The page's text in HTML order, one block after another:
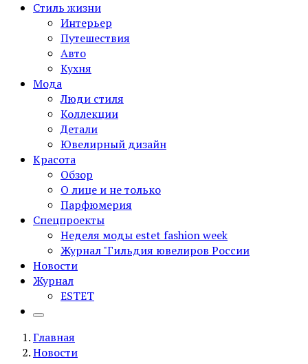
Стиль жизни
Интерьер
Путешествия
Авто
Кухня
Мода
Люди стиля
Коллекции
Детали
Ювелирный дизайн
Красота
Обзор
О лице и не только
Парфюмерия
Спецпроекты
Неделя моды estet fashion week
Журнал "Гильдия ювелиров России
Новости
Журнал
ESTET
Главная
Новости